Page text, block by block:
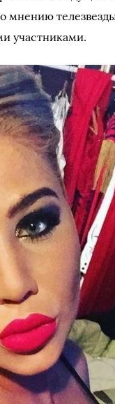
мнению
участниками.